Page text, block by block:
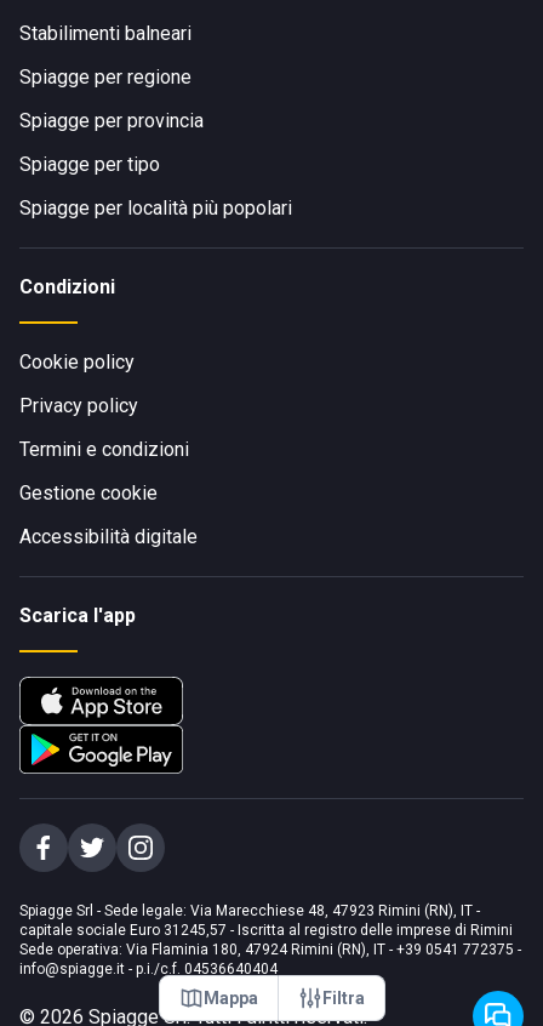
Mappa Filtra
Stabilimenti balneari
Spiagge per regione
Spiagge per provincia
Spiagge per tipo
Spiagge per località più popolari
Condizioni
Cookie policy
Privacy policy
Termini e condizioni
Gestione cookie
Accessibilità digitale
Scarica l'app
Spiagge Srl - Sede legale: Via Marecchiese 48, 47923 Rimini (RN), IT -
capitale sociale Euro 31245,57 - Iscritta al registro delle imprese di Rimini
Sede operativa: Via Flaminia 180, 47924 Rimini (RN), IT - +39 0541 772375 -
info@spiagge.it - p.i./c.f. 04536640404
© 2026 Spiagge Srl. Tutti i diritti riservati.